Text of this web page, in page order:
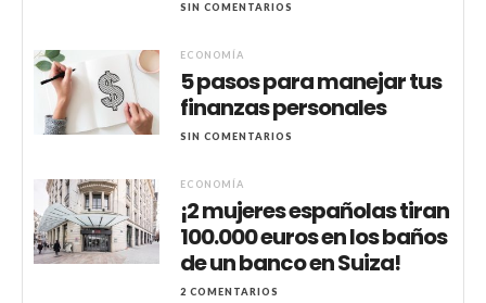
SIN COMENTARIOS
ECONOMÍA
5 pasos para manejar tus
finanzas personales
SIN COMENTARIOS
ECONOMÍA
¡2 mujeres españolas tiran
100.000 euros en los baños
de un banco en Suiza!
2 COMENTARIOS